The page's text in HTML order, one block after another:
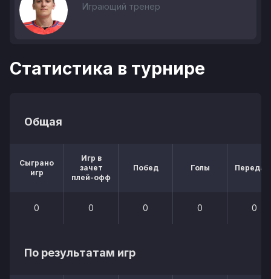
Играющий тренер
Статистика в турнире
Общая
Сыграно
игр
Игр в
зачет
плей-офф
Побед Голы
0 0 0 0 0
По результатам игр